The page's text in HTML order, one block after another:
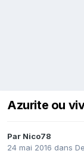
Azurite ou
Par Nico78
24 mai 2016 dans